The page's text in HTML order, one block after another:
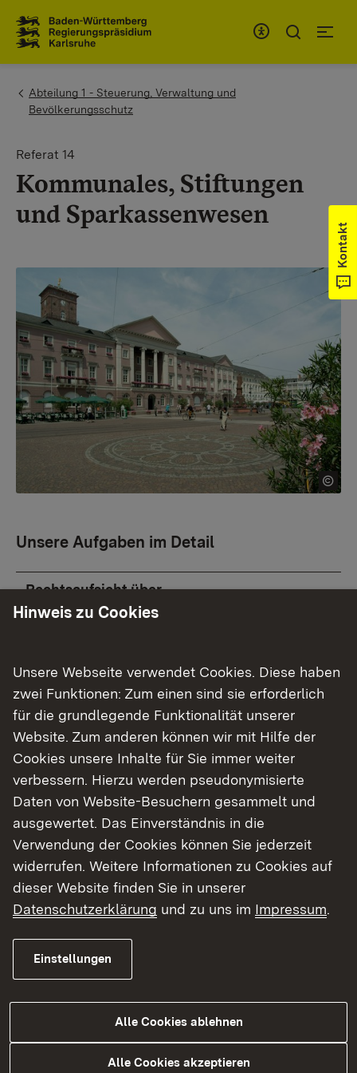
You are here:
Abteilung 1 - Steuerung, Verwaltung und
Bevölkerungsschutz
Referat 14
Kommunales, Stiftungen
und Sparkassenwesen
Unsere Aufgaben im Detail
Rechtsaufsicht über
Selbstverwaltungskörperschaften
Stiftungswesen
Förderung
Nebentätigkeit
Häufig nachgefragt
Vergaberecht
Ausgleichstock
Förderbereich Kulturelle
Jugendförderung, Sport, Laienkul
Förderbereich Bevölkerungsschutz,
Feuerwehrwesen, Ordnungsrecht
Kontakt
Hinweis zu Cookies
Unsere Webseite verwendet Cookies. Diese haben
zwei Funktionen: Zum einen sind sie erforderlich
für die grundlegende Funktionalität unserer
Website. Zum anderen können wir mit Hilfe der
Cookies unsere Inhalte für Sie immer weiter
verbessern. Hierzu werden pseudonymisierte
Daten von Website-Besuchern gesammelt und
ausgewertet. Das Einverständnis in die
Verwendung der Cookies können Sie jederzeit
widerrufen. Weitere Informationen zu Cookies auf
dieser Website finden Sie in unserer
Datenschutzerklärung und zu uns im Impressum.
Einstellungen
Alle Cookies ablehnen
Alle Cookies akzeptieren